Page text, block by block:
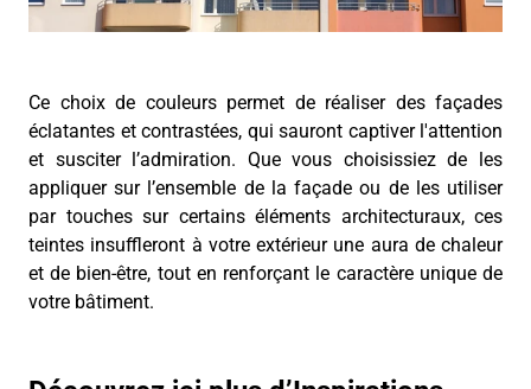
Ce choix de couleurs permet de réaliser des façades
éclatantes et contrastées, qui sauront captiver l'attention
et susciter l’admiration. Que vous choisissiez de les
appliquer sur l’ensemble de la façade ou de les utiliser
par touches sur certains éléments architecturaux, ces
teintes insuffleront à votre extérieur une aura de chaleur
et de bien-être, tout en renforçant le caractère unique de
votre bâtiment.